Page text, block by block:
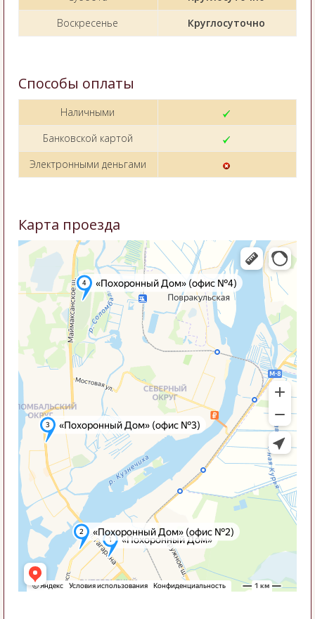
Воскресенье
Круглосуточно
Способы оплаты
Наличными
Банковской картой
Электронными деньгами
Карта проезда